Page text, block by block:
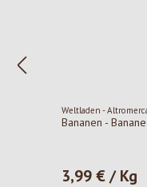
Weltladen -
Bananen -
Regulärer Preis:
3,99 € / Kg